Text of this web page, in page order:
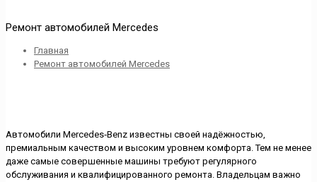
Ремонт автомобилей Mercedes
Главная
Ремонт автомобилей Mercedes
Автомобили Mercedes‑Benz известны своей надёжностью,
премиальным качеством и высоким уровнем комфорта. Тем не менее
даже самые совершенные машины требуют регулярного
обслуживания и квалифицированного ремонта. Владельцам важно